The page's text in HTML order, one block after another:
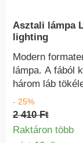
Asztali lámpa
lighting
Modern
lámpa. A fából
három láb
biztosítja a
stabilitását, és a
merevített
- 25%
2 410 Ft
Raktáron több